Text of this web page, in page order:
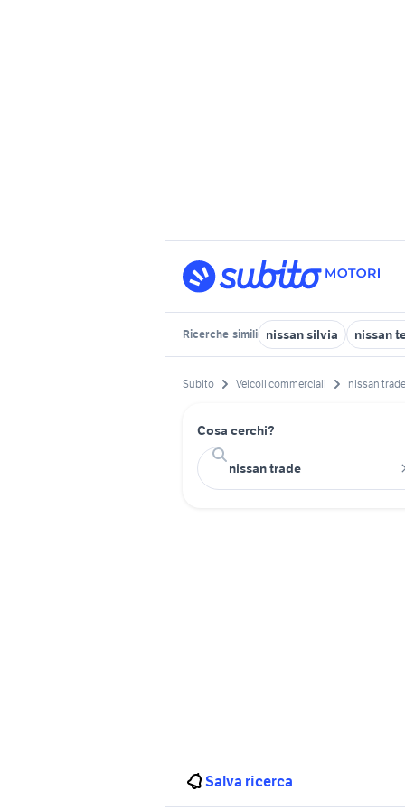
Ricerche simili nissan silvia nissan
Subito Veicoli commerciali nissan trade
Cosa cerchi?
Salva ricerca